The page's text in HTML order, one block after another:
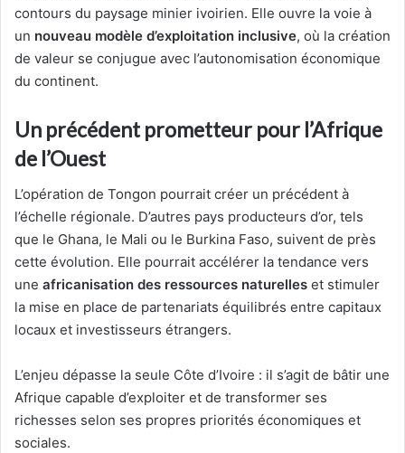
contours du paysage minier ivoirien. Elle ouvre la voie à
un nouveau modèle d’exploitation inclusive, où la création
de valeur se conjugue avec l’autonomisation économique
du continent.
Un précédent prometteur pour l’Afrique
de l’Ouest
L’opération de Tongon pourrait créer un précédent à
l’échelle régionale. D’autres pays producteurs d’or, tels
que le Ghana, le Mali ou le Burkina Faso, suivent de près
cette évolution. Elle pourrait accélérer la tendance vers
une africanisation des ressources naturelles et stimuler
la mise en place de partenariats équilibrés entre capitaux
locaux et investisseurs étrangers.
L’enjeu dépasse la seule Côte d’Ivoire : il s’agit de bâtir une
Afrique capable d’exploiter et de transformer ses
richesses selon ses propres priorités économiques et
sociales.